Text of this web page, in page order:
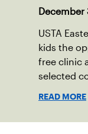
December
USTA
kids the
free clinic
selected
READ MORE